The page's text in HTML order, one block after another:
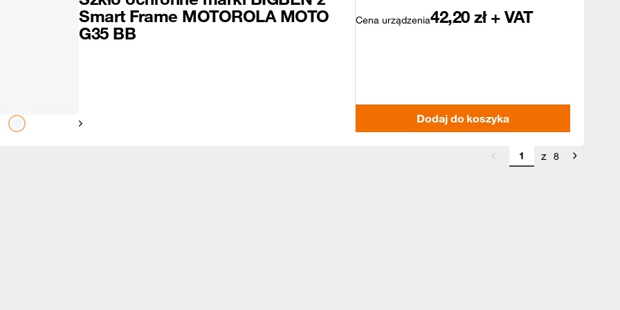
Pokaż następny
Smart Frame MOTOROLA MOTO
G35 BB
Cena urządzenia42,20 zł + VAT
Dodaj do koszyka
z 8